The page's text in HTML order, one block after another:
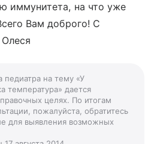
иммунитета, на что уже
Вам доброго! С
педиатра на тему «У
температура» дается
целях. По итогам
пожалуйста, обратитесь
для выявления возможных